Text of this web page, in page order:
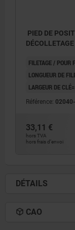
PIED DE
FILETAGE / POUR
LONGUEUR DE
LARGEUR DE
Référence:
33,11 €
hors TVA
hors frais d’envoi
DÉTAILS
CAO